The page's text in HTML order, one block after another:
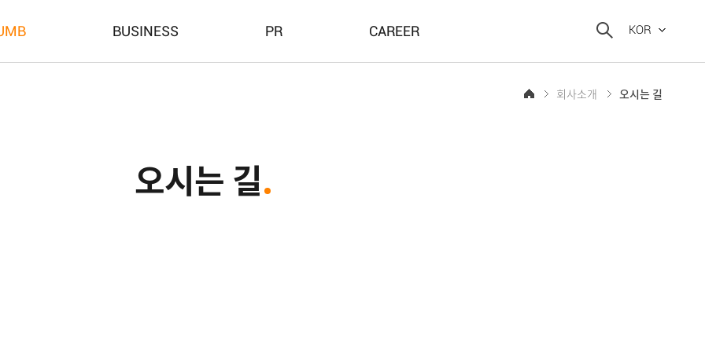
BUSINESS PR CAREER KOR
오시는 길
회사소개 오시는 길